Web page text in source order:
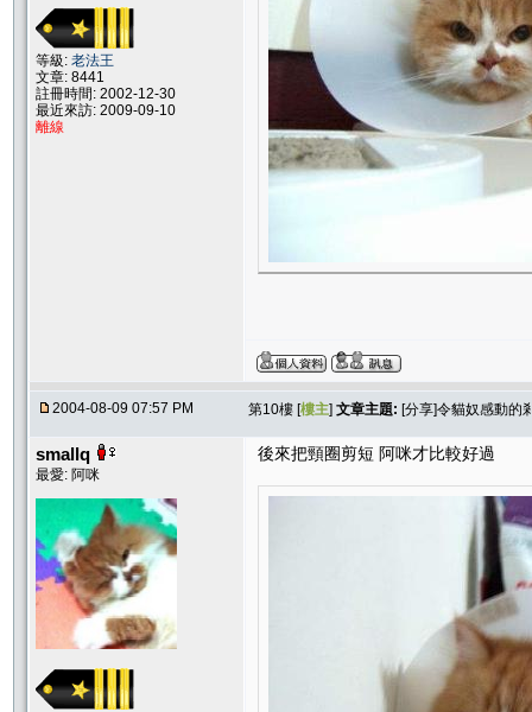
等級: 老法王
文章: 8441
註冊時間: 2002-12-30
最近來訪: 2009-09-10
離線
2004-08-09 07:57 PM 第10樓 [樓主] 文章主題: [分享]令貓奴感動的
smallq
最愛: 阿咪
後來把頸圈剪短 阿咪才比較好過